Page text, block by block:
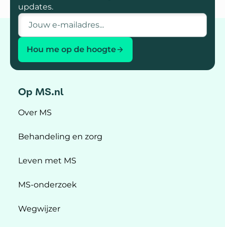
updates.
E-mailadres
Hou me op de hoogte
Op MS.nl
Over MS
Behandeling en zorg
Leven met MS
MS-onderzoek
Wegwijzer